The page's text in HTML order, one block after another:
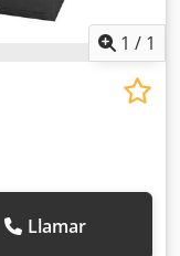
1 / 1
Llamar